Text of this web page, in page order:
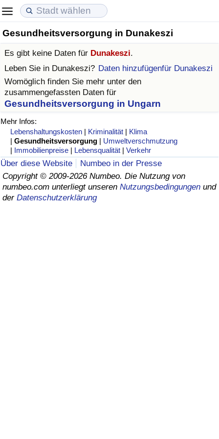
Gesundheitsversorgung in Dunakeszi
Es gibt keine Daten für Dunakeszi.
Leben Sie in Dunakeszi? Daten hinzufügenfür Dunakeszi
Womöglich finden Sie mehr unter den
zusammengefassten Daten für
Gesundheitsversorgung in Ungarn
Mehr Infos:
Lebenshaltungskosten | Kriminalität | Klima
|Gesundheitsversorgung | Umweltverschmutzung
| Immobilienpreise | Lebensqualität |Verkehr
Über diese Website
Numbeo in der Presse
Copyright © 2009-2026 Numbeo. Die Nutzung von
numbeo.com unterliegt unseren Nutzungsbedingungen und
der Datenschutzerklärung
Lebenshaltungskosten
Lebenshaltungskosten-Index
Lebenshaltungskosten-Index nach Land
in Akaba
Immobilienpreise
Immobilienpreis-Index
Immobilienpreis-Index nach Land
Lebensqualität
Lebensqualität-Index (aktuell)
Lebensqualitätsindex nach Land
Kriminalität
Kriminalitäts-Index (aktuell)
Kriminalitäts-Index